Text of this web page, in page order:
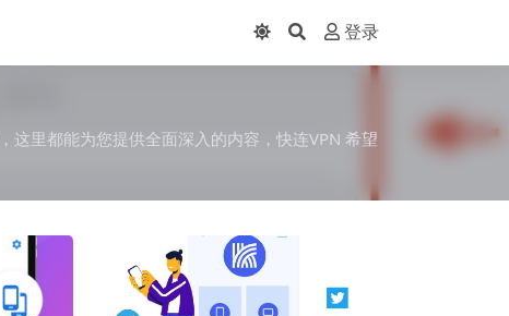
登录
这里都能为您提供全面深入的内容，快连VPN 希望